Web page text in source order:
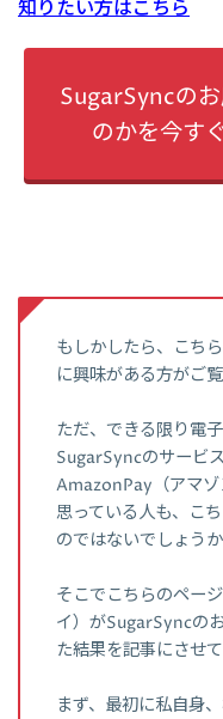
知りたい方はこちら
SugarSyncの
のかを今す
もしかしたら、こち
に興味がある方がご
ただ、できる限り電
SugarSyncのサービ
AmazonPay（アマゾ
思っている人も、こ
のではないでしょう
そこでこちらのペー
イ）がSugarSyncの
た結果を記事にさせて
まず、最初に私自身